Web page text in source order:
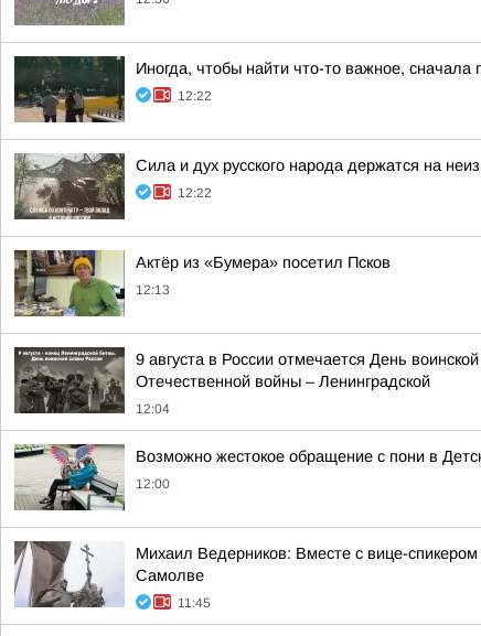
Иногда, чтобы найти что-то важное,
12:22
Сила и дух русского народа держатся на
12:22
Актёр из «Бумера» посетил Псков
12:13
9 августа в России отмечается День
Отечественной войны – Ленинградской
12:04
Возможно жестокое обращение с пони в
12:00
Михаил Ведерников: Вместе с вице-
Самолве
11:45